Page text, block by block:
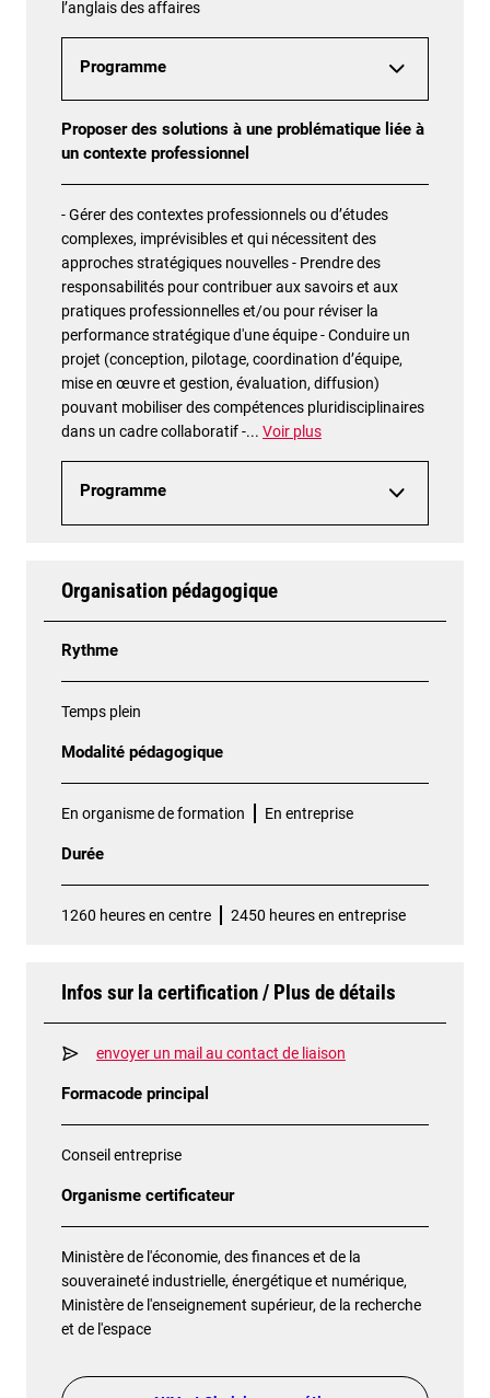
l’anglais des affaires
Programme
Proposer des solutions à une problématique liée à
un contexte professionnel
- Gérer des contextes professionnels ou d’études
complexes, imprévisibles et qui nécessitent des
approches stratégiques nouvelles - Prendre des
responsabilités pour contribuer aux savoirs et aux
pratiques professionnelles et/ou pour réviser la
performance stratégique d'une équipe - Conduire un
projet (conception, pilotage, coordination d’équipe,
mise en œuvre et gestion, évaluation, diffusion)
pouvant mobiliser des compétences pluridisciplinaires
dans un cadre collaboratif -... Voir plus
Programme
Organisation pédagogique
Rythme
Temps plein
Modalité pédagogique
En organisme de formation En entreprise
Durée
1260 heures en centre 2450 heures en entreprise
Infos sur la certification / Plus de détails
envoyer un mail au contact de liaison
Formacode principal
Conseil entreprise
Organisme certificateur
Ministère de l'économie, des finances et de la
souveraineté industrielle, énergétique et numérique,
Ministère de l'enseignement supérieur, de la recherche
et de l'espace